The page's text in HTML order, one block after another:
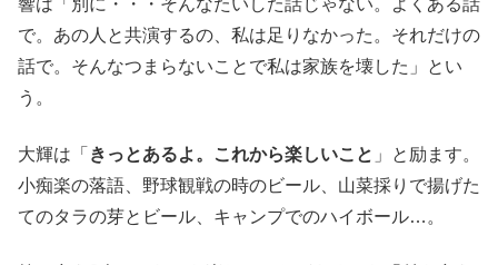
響は「別に・・・そんなたいした話じゃない。よくある話
で。あの人と共演するの、私は足りなかった。それだけの
話で。そんなつまらないことで私は家族を壊した」とい
う。
大輝は「 きっとあるよ。これから楽しいこと 」と励ます。
小痴楽の落語、野球観戦の時のビール、山菜採りで揚げた
てのタラの芽とビール、キャンプでのハイボール…。